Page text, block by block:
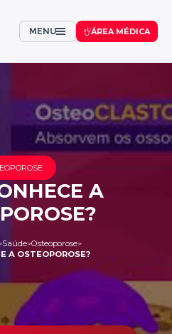
ÁREA MÉDICA
MENU
A
Saúde>Osteoporose>
A OSTEOPOROSE?